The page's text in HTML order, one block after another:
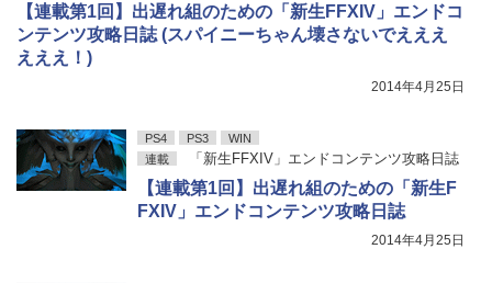
【連載第1回】出遅れ組のための「新生FFXIV」エンドコ
ンテンツ攻略日誌 (スパイニーちゃん壊さないでえええ
えええ！)
2014年4月25日
PS4 PS3
WIN
連載
「新生FFXIV」エンドコンテンツ攻略日誌
【連載第1回】出遅れ組のための「新生F
FXIV」エンドコンテンツ攻略日誌
2014年4月25日